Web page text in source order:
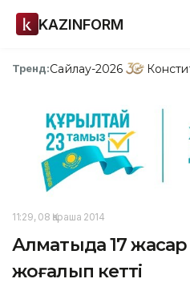
KAZINFORM
Тренд:Сайлау-2026
11:29, 08 Қараша 2014
Алматыда 17 жасар
жоғалып кетті